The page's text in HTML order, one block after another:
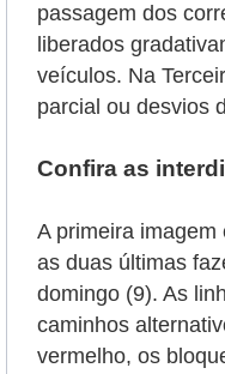
passagem dos
liberados
veículos. Na
parcial ou desvios
Confira as
A primeira
as duas últimas
domingo (9). As
caminhos
vermelho, os